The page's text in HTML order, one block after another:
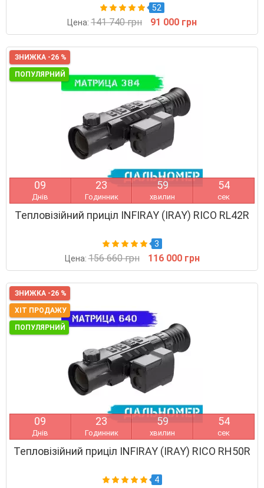
52
Цена: 141 740 грн 91 000 грн
ЗНИЖКА -26 %
ПОПУЛЯРНИЙ
09
Днів
23
Годинник
59
хвилин
53
сек
Тепловізійний приціл INFIRAY (IRAY) RICO RL42R
3
Цена:156 660 грн 116 000 грн
ЗНИЖКА -26 %
ХІТ ПРОДАЖУ
ПОПУЛЯРНИЙ
09
Днів
23
Годинник
59
хвилин
53
сек
Тепловізійний приціл INFIRAY (IRAY) RICO RH50R
4